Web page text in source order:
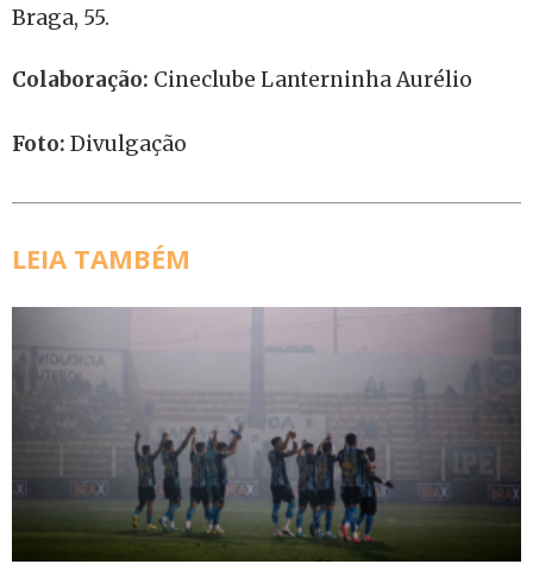
Braga, 55.
Colaboração: Cineclube Lanterninha Aurélio
Foto: Divulgação
LEIA TAMBÉM